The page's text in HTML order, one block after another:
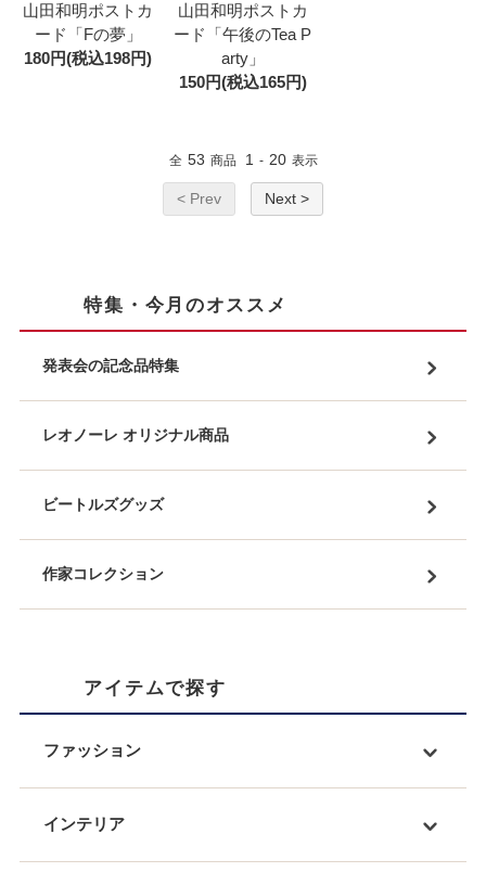
山田和明ポストカ
ード「Fの夢」
180円(税込198円)
山田和明ポストカ
ード「午後のTea P
arty」
150円(税込165円)
全 53 商品 1 - 20 表示
< Prev Next >
特集・今月のオススメ
発表会の記念品特集
レオノーレ オリジナル商品
ビートルズグッズ
作家コレクション
アイテムで探す
ファッション
インテリア